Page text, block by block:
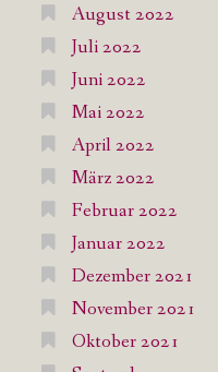
August 2022
Juli 2022
Juni 2022
Mai 2022
April 2022
März 2022
Februar 2022
Januar 2022
Dezember 2021
November 2021
Oktober 2021